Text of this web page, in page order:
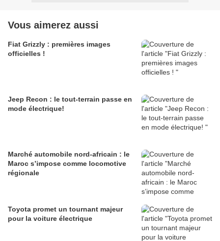
Vous aimerez aussi
Fiat Grizzly : premières images
officielles !
Jeep Recon : le tout-terrain passe en
mode électrique!
Marché automobile nord-africain : le
Maroc s’impose comme locomotive
régionale
Toyota promet un tournant majeur
pour la voiture électrique